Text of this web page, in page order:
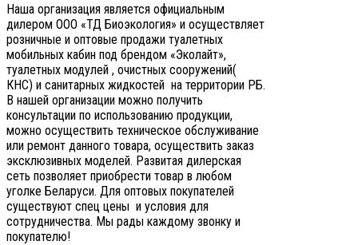
Наша организация является официальным
дилером ООО «ТД Биоэкология» и осуществляет
розничные и оптовые продажи туалетных
мобильных кабин под брендом «Эколайт»,
туалетных модулей , очистных сооружений(
КНС) и санитарных жидкостей на территории РБ.
В нашей организации можно получить
консультации по использованию продукции,
можно осуществить техническое обслуживание
или ремонт данного товара, осуществить заказ
эксклюзивных моделей. Развитая дилерская
сеть позволяет приобрести товар в любом
уголке Беларуси. Для оптовых покупателей
существуют спец цены и условия для
сотрудничества. Мы рады каждому звонку и
покупателю!